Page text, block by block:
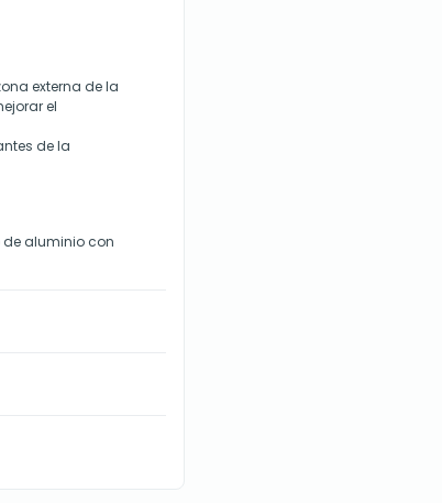
externa de la
el
de la
de aluminio con